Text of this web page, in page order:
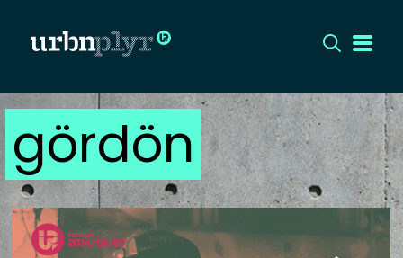
CÍMLAP
DIZÁJN
DIVAT
gördön